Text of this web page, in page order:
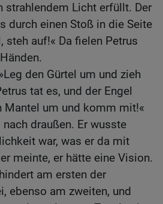
strahlendem Licht erfüllt. Der
durch einen Stoß in die Seite
steh auf!« Da fielen Petrus
den Gürtel um und zieh
tat es, und der Engel
Mantel um und komm mit!«
draußen. Er wusste
war, was er da mit
meinte, er hätte eine Vision.
am ersten der
ebenso am zweiten, und